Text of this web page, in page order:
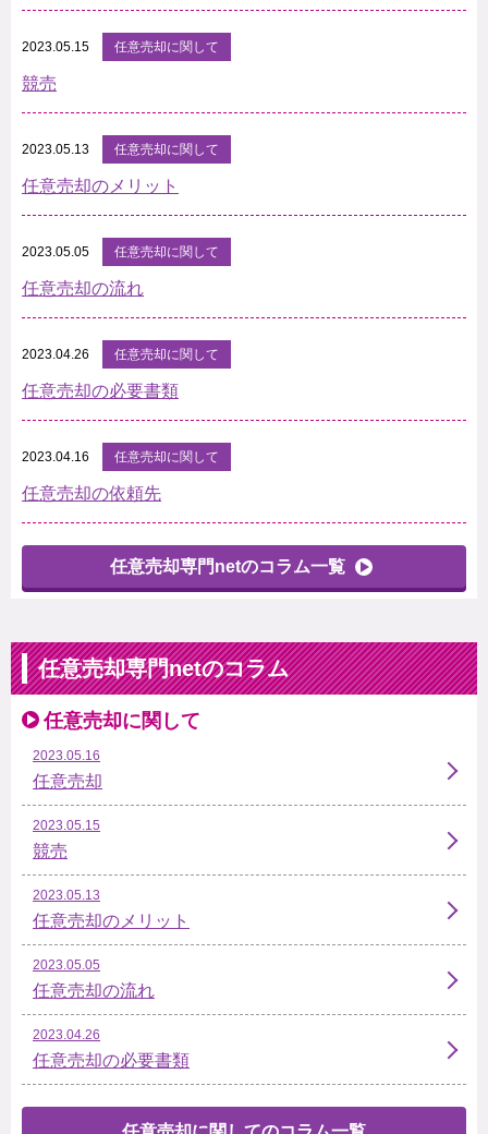
2023.05.15 任意売却に関して
競売
2023.05.13 任意売却に関して
任意売却のメリット
2023.05.05 任意売却に関して
任意売却の流れ
2023.04.26 任意売却に関して
任意売却の必要書類
2023.04.16 任意売却に関して
任意売却の依頼先
任意売却専門netのコラム一覧
任意売却専門netのコラム
任意売却に関して
2023.05.16
任意売却
2023.05.15
競売
2023.05.13
任意売却のメリット
2023.05.05
任意売却の流れ
2023.04.26
任意売却の必要書類